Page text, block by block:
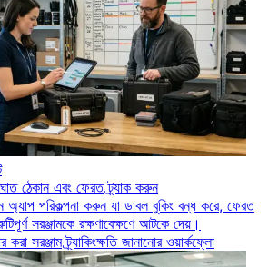
ঠেকান এবং ফেরত ট্র্যাক করুন
অ্যাপ পরিকল্পনা করুন যা ডাবল বুকিং বন্ধ করে, ফেরত
সরঞ্জামকে রক্ষণাবেক্ষণে আটকে দেয়।
করা সরঞ্জাম ট্র্যাকিংক্ষতি জানানোর ওয়ার্কফ্লো